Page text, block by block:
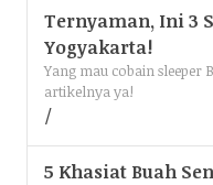
Ternyaman, Ini 3
Yogyakarta!
Yang mau cobain sleeper
artikelnya ya!
5 Khasiat Buah